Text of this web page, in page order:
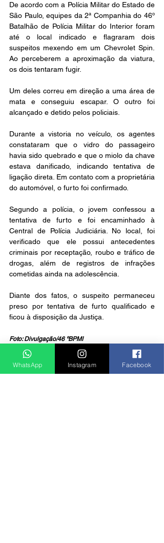
De acordo com a Polícia Militar do Estado de
São Paulo, equipes da 2ª Companhia do 46º
Batalhão de Polícia Militar do Interior foram
até o local indicado e flagraram dois
suspeitos mexendo em um Chevrolet Spin.
Ao perceberem a aproximação da viatura,
os dois tentaram fugir.
Um deles correu em direção a uma área de
mata e conseguiu escapar. O outro foi
alcançado e detido pelos policiais.
Durante a vistoria no veículo, os agentes
constataram que o vidro do passageiro
havia sido quebrado e que o miolo da chave
estava danificado, indicando tentativa de
ligação direta. Em contato com a proprietária
do automóvel, o furto foi confirmado.
Segundo a polícia, o jovem confessou a
tentativa de furto e foi encaminhado à
Central de Polícia Judiciária. No local, foi
verificado que ele possui antecedentes
criminais por receptação, roubo e tráfico de
drogas, além de registros de infrações
cometidas ainda na adolescência.
Diante dos fatos, o suspeito permaneceu
preso por tentativa de furto qualificado e
ficou à disposição da Justiça.
Foto: Divulgação/46 ºBPMI
Notícias
WhatsApp Instagram Facebook